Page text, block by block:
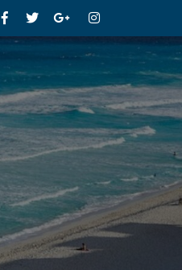
FacebookTwitterGoogle+Instagram